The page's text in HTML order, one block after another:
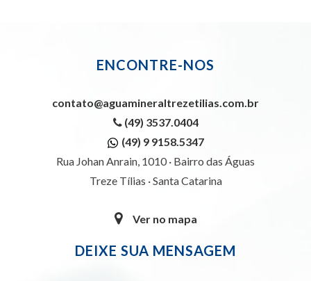
ENCONTRE-NOS
contato@aguamineraltrezetilias.com.br
(49) 3537.0404
(49) 9 9158.5347
Rua Johan Anrain, 1010 · Bairro das Águas
Treze Tílias · Santa Catarina
Ver no mapa
DEIXE SUA MENSAGEM